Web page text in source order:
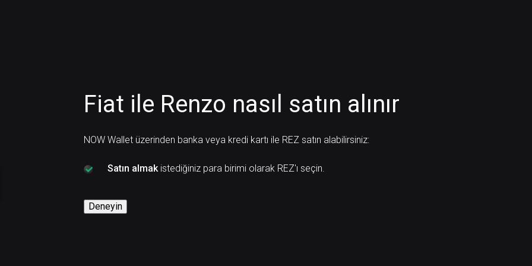
Fiat ile Renzo nasıl satın alınır
NOW Wallet üzerinden banka veya kredi kartı ile REZ satın alabilirsiniz:
Satın almakistediğiniz para birimi olarak REZ'ı seçin.
Deneyin